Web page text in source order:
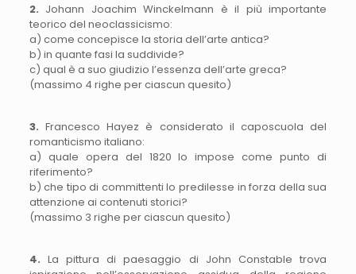
2. Johann Joachim Winckelmann è il più importante
teorico del neoclassicismo:
a) come concepisce la storia dell’arte antica?
b) in quante fasi la suddivide?
c) qual è a suo giudizio l’essenza dell’arte greca?
(massimo 4 righe per ciascun quesito)
3.Francesco Hayez è considerato il caposcuola del
romanticismo italiano:
a) quale opera del 1820 lo impose come punto di
riferimento?
b) che tipo di committenti lo predilesse in forza della sua
attenzione ai contenuti storici?
(massimo 3 righe per ciascun quesito)
4. La pittura di paesaggio di John Constable trova